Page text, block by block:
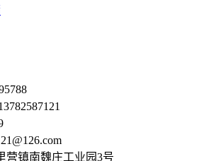
营镇南魏庄工业园3号